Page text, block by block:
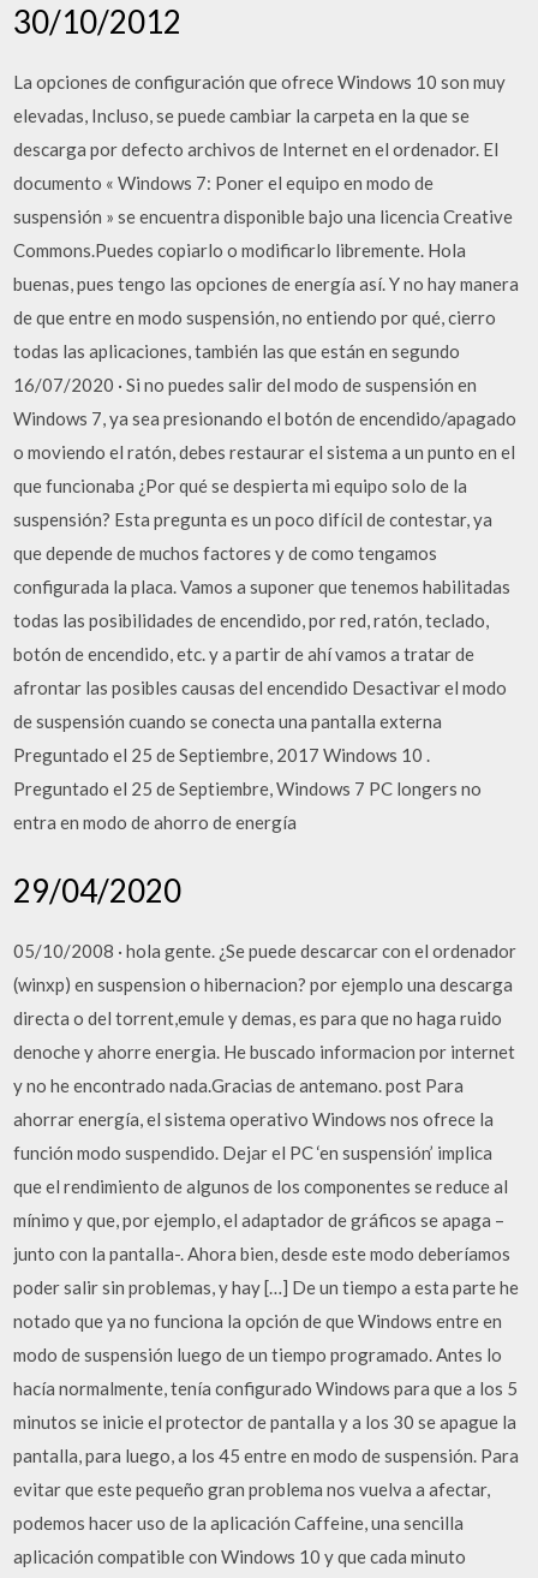
30/10/2012
La opciones de configuración que ofrece Windows 10 son muy
elevadas, Incluso, se puede cambiar la carpeta en la que se
descarga por defecto archivos de Internet en el ordenador. El
documento « Windows 7: Poner el equipo en modo de
suspensión » se encuentra disponible bajo una licencia Creative
Commons.Puedes copiarlo o modificarlo libremente. Hola
buenas, pues tengo las opciones de energía así. Y no hay manera
de que entre en modo suspensión, no entiendo por qué, cierro
todas las aplicaciones, también las que están en segundo
16/07/2020 · Si no puedes salir del modo de suspensión en
Windows 7, ya sea presionando el botón de encendido/apagado
o moviendo el ratón, debes restaurar el sistema a un punto en el
que funcionaba ¿Por qué se despierta mi equipo solo de la
suspensión? Esta pregunta es un poco difícil de contestar, ya
que depende de muchos factores y de como tengamos
configurada la placa. Vamos a suponer que tenemos habilitadas
todas las posibilidades de encendido, por red, ratón, teclado,
botón de encendido, etc. y a partir de ahí vamos a tratar de
afrontar las posibles causas del encendido Desactivar el modo
de suspensión cuando se conecta una pantalla externa
Preguntado el 25 de Septiembre, 2017 Windows 10 .
Preguntado el 25 de Septiembre, Windows 7 PC longers no
entra en modo de ahorro de energía
29/04/2020
05/10/2008 · hola gente. ¿Se puede descarcar con el ordenador
(winxp) en suspension o hibernacion? por ejemplo una descarga
directa o del torrent,emule y demas, es para que no haga ruido
denoche y ahorre energia. He buscado informacion por internet
y no he encontrado nada.Gracias de antemano. post Para
ahorrar energía, el sistema operativo Windows nos ofrece la
función modo suspendido. Dejar el PC ‘en suspensión’ implica
que el rendimiento de algunos de los componentes se reduce al
mínimo y que, por ejemplo, el adaptador de gráficos se apaga –
junto con la pantalla-. Ahora bien, desde este modo deberíamos
poder salir sin problemas, y hay […] De un tiempo a esta parte he
notado que ya no funciona la opción de que Windows entre en
modo de suspensión luego de un tiempo programado. Antes lo
hacía normalmente, tenía configurado Windows para que a los 5
minutos se inicie el protector de pantalla y a los 30 se apague la
pantalla, para luego, a los 45 entre en modo de suspensión. Para
evitar que este pequeño gran problema nos vuelva a afectar,
podemos hacer uso de la aplicación Caffeine, una sencilla
aplicación compatible con Windows 10 y que cada minuto